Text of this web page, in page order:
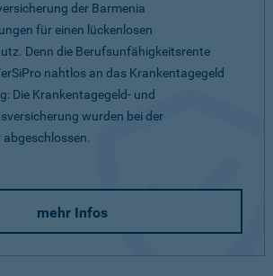
der Barmenia
für einen lückenlosen
Denn die Berufsunfähigkeitsrente
nahtlos an das Krankentagegeld
Die Krankentagegeld- und
wurden bei der
mehr Infos